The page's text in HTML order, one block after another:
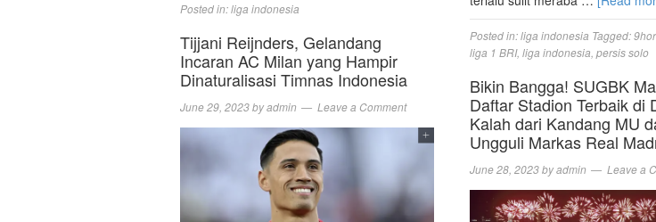
Posted in:liga indonesia
Posted in:liga indonesia Tagged:
liga 1 BRI,liga indonesia,persis solo
Tijjani Reijnders, Gelandang
Incaran AC Milan yang Hampir
Dinaturalisasi Timnas Indonesia
June 29, 2023byadmin Leave a Comment
Bikin Bangga! SUGBK
Daftar Stadion Terbaik di
Kalah dari Kandang MU
Ungguli Markas Real
June 28, 2023byadmin Leave a